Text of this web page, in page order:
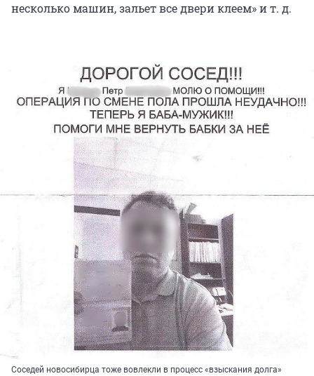
несколько машин, зальет все двери клеем» и т. д.
Соседей новосибирца тоже вовлекли в процесс «взыскания долга»